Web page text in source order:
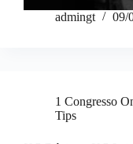
admingt 09/
1 Congresso
Tips